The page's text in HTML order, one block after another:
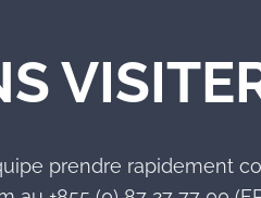
prendre rapidement